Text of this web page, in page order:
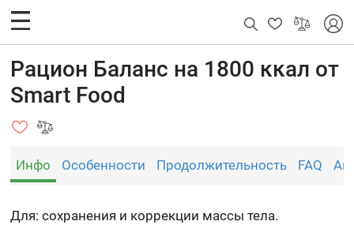
Рацион Баланс на 1800 ккал от
Smart Food
Инфо Особенности Продолжительность FAQ
Для: сохранения и коррекции массы тела.